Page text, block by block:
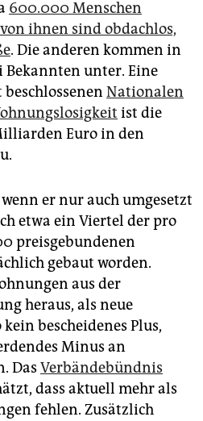
600.000 Menschen
ihnen sind obdachlos,
. Die anderen kommen in
unter. Eine
Nationalen
ist die
Euro in den
er nur auch umgesetzt
etwa ein Viertel der pro
preisgebundenen
gebaut worden.
aus der
heraus, als neue
bescheidenes Plus,
Minus an
Das Verbändebündnis
dass aktuell mehr als
fehlen. Zusätzlich